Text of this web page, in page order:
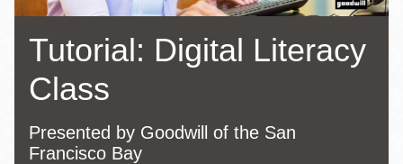
Tutorial: Digital Literacy
Class
Presented by Goodwill of the San
Francisco Bay